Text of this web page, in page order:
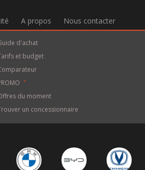
A propos Nous contacter
d'achat
et budget
*
du moment
un concessionnaire